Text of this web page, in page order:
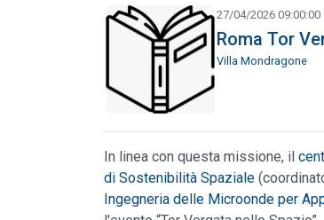
27/04/2026 09:00:00
Roma Tor
Villa Mondragone
In linea con questa missione, il
di Sostenibilità Spaziale
Ingegneria delle Microonde per